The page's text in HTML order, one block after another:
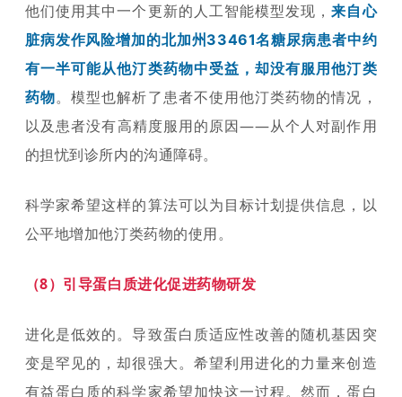
他们使用其中一个更新的人工智能模型发现，来自心
脏病发作风险增加的北加州33461名糖尿病患者中约
有一半可能从他汀类药物中受益，却没有服用他汀类
药物。模型也解析了患者不使用他汀类药物的情况，
以及患者没有高精度服用的原因——从个人对副作用
的担忧到诊所内的沟通障碍。
科学家希望这样的算法可以为目标计划提供信息，以
公平地增加他汀类药物的使用。
（8）引导蛋白质进化促进药物研发
进化是低效的。导致蛋白质适应性改善的随机基因突
变是罕见的，却很强大。希望利用进化的力量来创造
有益蛋白质的科学家希望加快这一过程。然而，蛋白